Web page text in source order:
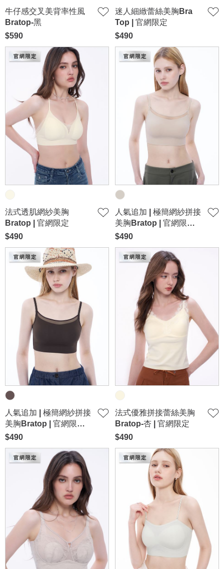
牛仔感交叉美背率性風
Bratop-黑
$590
迷人細緻蕾絲美胸Bra
Top | 官網限定
$490
法式透肌網紗美胸
Bratop | 官網限定
$490
人氣追加 | 極簡網紗拼接
美胸Bratop | 官網限定-
卡其
$490
人氣追加 | 極簡網紗拼接
美胸Bratop | 官網限定-
咖啡
$490
法式優雅拼接蕾絲美胸
Bratop-杏 | 官網限定
$490